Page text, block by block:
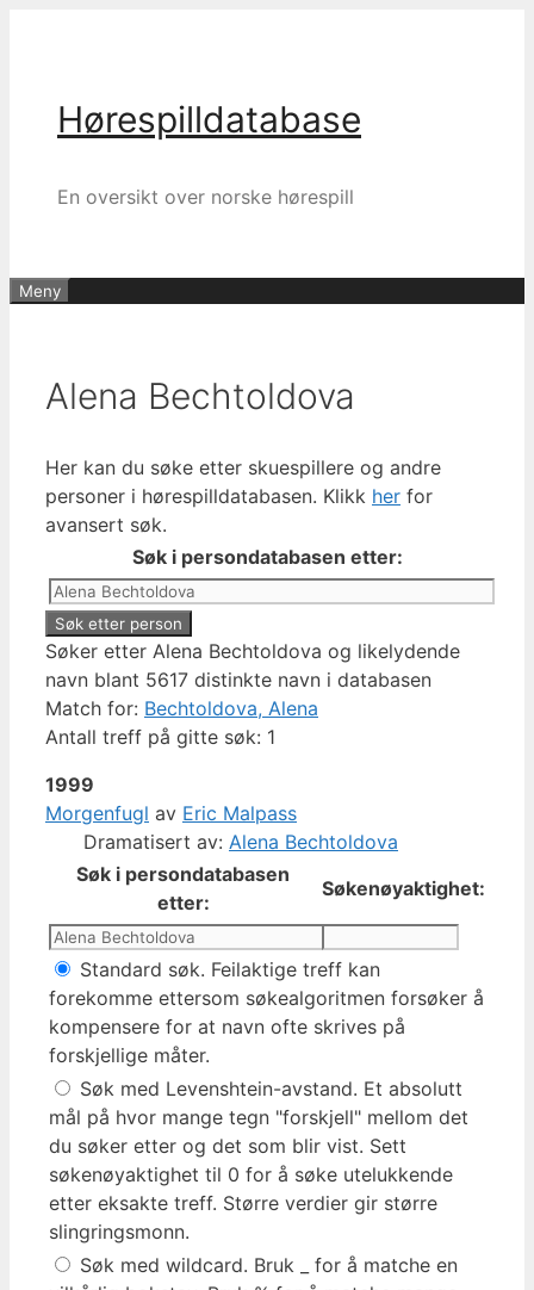
Hørespilldatabase
En oversikt over norske hørespill
Meny
Alena Bechtoldova
Her kan du søke etter skuespillere og andre
personer i hørespilldatabasen. Klikk her for
avansert søk.
Søk i persondatabasen etter:
Søker etter Alena Bechtoldova og likelydende
navn blant 5617 distinkte navn i databasen
Match for: Bechtoldova, Alena
Antall treff på gitte søk: 1
1999
Morgenfugl av Eric Malpass
Dramatisert av: Alena Bechtoldova
Søk i persondatabasen
etter:
Søkenøyaktighet:
Standard søk. Feilaktige treff kan
forekomme ettersom søkealgoritmen forsøker å
kompensere for at navn ofte skrives på
forskjellige måter.
Søk med Levenshtein-avstand. Et absolutt
mål på hvor mange tegn "forskjell" mellom det
du søker etter og det som blir vist. Sett
søkenøyaktighet til 0 for å søke utelukkende
etter eksakte treff. Større verdier gir større
slingringsmonn.
Søk med wildcard. Bruk _ for å matche en